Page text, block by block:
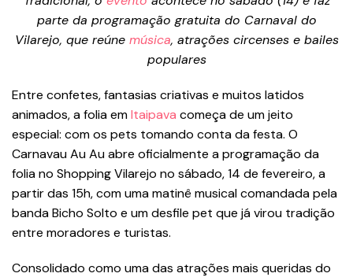
parte da programação gratuita do Carnaval do
Vilarejo, que reúne música, atrações circenses e bailes
populares
Entre confetes, fantasias criativas e muitos latidos
animados, a folia emItaipava começa de um jeito
especial: com os pets tomando conta da festa. O
Carnavau Au Au abre oficialmente a programação da
folia no Shopping Vilarejo no sábado, 14 de fevereiro, a
partir das 15h, com uma matinê musical comandada pela
banda Bicho Solto e um desfile pet que já virou tradição
entre moradores e turistas.
Consolidado como uma das atrações mais queridas do